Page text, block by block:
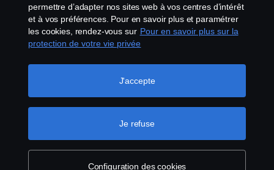
Configuration des cookies
© Copyright Scania 2026 Tous droits réservés.
Scania France SAS, 11 allée du Président Chirac,
49100 Angers, France, Tél. : +33 (0)2 41 41 33 33
permettre d’adapter nos sites web à vos centres d’intérêt
et à vos préférences. Pour en savoir plus et paramétrer
les cookies, rendez-vous sur Pour en savoir plus sur la
protection de votre vie privée
Configuration des cookies
Je refuse
J'accepte